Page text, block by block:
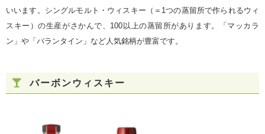
いいます。シングルモルト・ウィスキー（＝1つの蒸留所で作られるウィ
スキー）の生産がさかんで、100以上の蒸留所があります。「マッカラ
ン」や「バランタイン」など人気銘柄が豊富です。
バーボンウィスキー